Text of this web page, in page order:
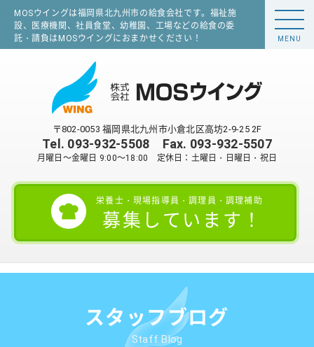
MOSウイングは福岡県北九州市の給食会社です。福祉施
設、医療機関、社員食堂、幼稚園、工場などの給食の委
託・請負はMOSウイングにおまかせください！
〒802-0053 福岡県北九州市小倉北区高坊2-9-25 2F
Tel. 093-932-5508 Fax. 093-932-5507
月曜日～金曜日 9:00～18:00 定休日：土曜日・日曜日・祝日
栄養士・現場指導員・調理員・調理補助
募集しています！
MENU
スタッフブログ
Staff Blog